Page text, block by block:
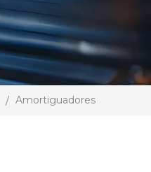
/ Amortiguadores